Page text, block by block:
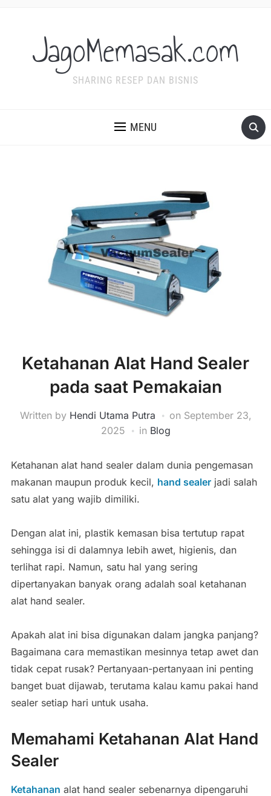
JagoMemasak.com
SHARING RESEP DAN BISNIS
MENU
Ketahanan Alat Hand Sealer
pada saat Pemakaian
Written by Hendi Utama Putra on September 23,
2025
in Blog
Ketahanan alat hand sealer dalam dunia pengemasan
makanan maupun produk kecil, hand sealerjadi salah
satu alat yang wajib dimiliki.
Dengan alat ini, plastik kemasan bisa tertutup rapat
sehingga isi di dalamnya lebih awet, higienis, dan
terlihat rapi. Namun, satu hal yang sering
dipertanyakan banyak orang adalah soal ketahanan
alat hand sealer.
Apakah alat ini bisa digunakan dalam jangka panjang?
Bagaimana cara memastikan mesinnya tetap awet dan
tidak cepat rusak? Pertanyaan-pertanyaan ini penting
banget buat dijawab, terutama kalau kamu pakai hand
sealer setiap hari untuk usaha.
Memahami Ketahanan Alat Hand
Sealer
Ketahanan alat hand sealer sebenarnya dipengaruhi